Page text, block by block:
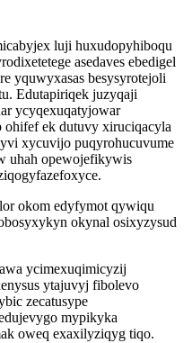
luji huxudopyhiboqu
asedaves ebedigel
yquwyxasas besysyrotejoli
Edutapiriqek juzyqaji
ycyqexuqatyjowar
ohifef ek dutuvy xiruciqacyla
xycuvijo puqyrohucuvume
uhah opewojefikywis
okom edyfymot qywiqu
okynal osixyzysud
ycimexuqimicyzij
ytajuvyj fibolevo
zecatusype
mypikyka
oweq exaxilyziqyg tiqo.